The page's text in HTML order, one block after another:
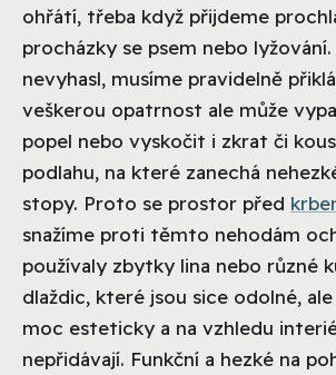
ohřátí, třeba když přijdeme
procházky se psem nebo
nevyhasl, musíme pravidelně
veškerou opatrnost ale může
popel nebo vyskočit i zkrat či
podlahu, na které zanechá
stopy. Proto se prostor před
snažíme proti těmto nehodám
používaly zbytky lina nebo různé
dlaždic, které jsou sice odolné,
moc esteticky a na vzhledu
nepřidávají. Funkční a hezké na